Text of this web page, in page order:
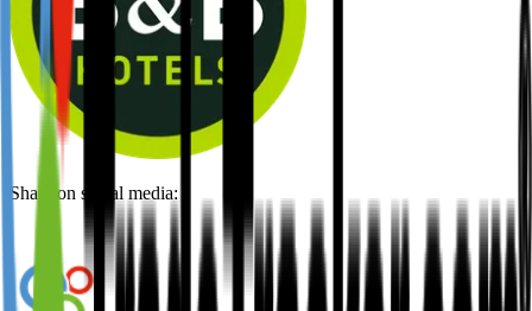
Share on social media: